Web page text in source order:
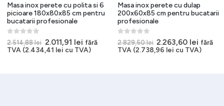
Masa inox perete cu polita si 6
picioare 180x80x85 cm pentru
bucatarii profesionale
0 out of 5
2.514,88lei Prețul
inițial
a
2.011,91 leiPrețul
curent
fără
TVA (2.434,41 lei cu TVA)
Masa inox perete cu dulap
200x60x85 cm pentru bucatarii
profesionale
0out of 5
2.829,50lei Prețul
inițial
2.263,60 lei Prețul
curent
fără
TVA (2.738,96 lei cu TVA)